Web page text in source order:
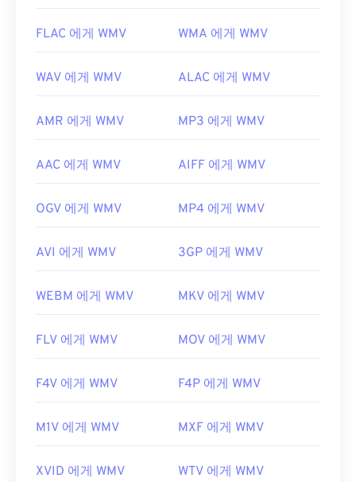
FLAC 에게 WMV WMA 에게 WMV
WAV 에게 WMV ALAC 에게 WMV
AMR 에게 WMV MP3 에게 WMV
AAC 에게 WMV AIFF 에게 WMV
OGV 에게 WMV MP4 에게 WMV
AVI 에게 WMV 3GP 에게 WMV
WEBM 에게 WMV MKV 에게 WMV
FLV 에게 WMV MOV 에게 WMV
F4V 에게 WMV F4P 에게 WMV
M1V 에게 WMV MXF 에게 WMV
XVID 에게 WMV WTV 에게 WMV